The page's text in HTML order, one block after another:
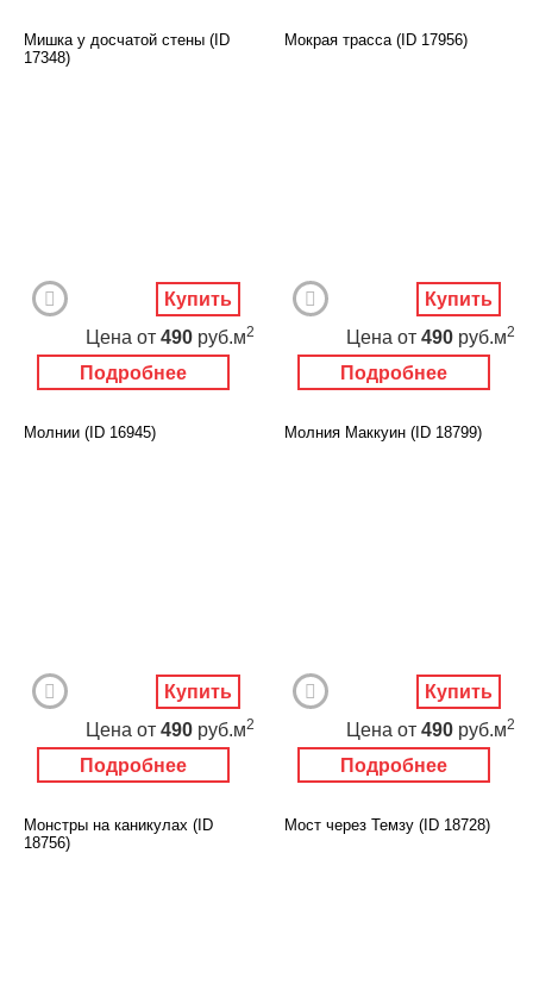
Мишка у досчатой стены (ID
17348)
Подробнее
Цена от 490 руб.м2
Купить
Мокрая трасса (ID 17956)
Подробнее
Цена от 490 руб.м2
Купить
Молнии (ID 16945)
Подробнее
Цена от 490 руб.м2
Купить
Молния Маккуин (ID 18799)
Подробнее
Цена от 490 руб.м2
Купить
Монстры на каникулах (ID
18756)
Мост через Темзу (ID 18728)